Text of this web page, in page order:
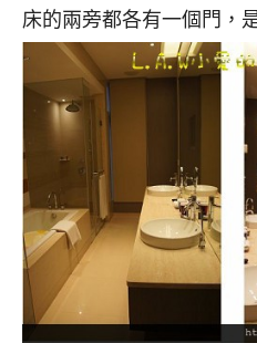
床的兩旁都各有一個門，